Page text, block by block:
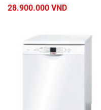
28.900.000 VND